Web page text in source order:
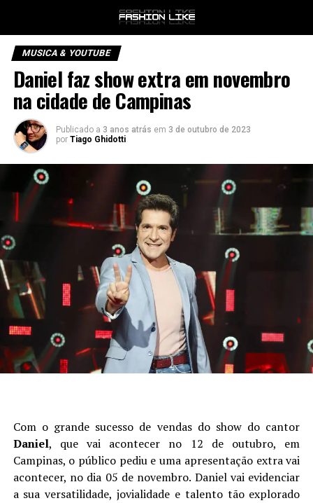
MUSICA & YOUTUBE
Daniel faz show extra em novembro
na cidade de Campinas
Publicado a 3 anos atrás em 3 de outubro de 2023
por Tiago Ghidotti
Com o grande sucesso de vendas do show do cantor
Daniel, que vai acontecer no 12 de outubro, em
Campinas, o público pediu e uma apresentação extra vai
acontecer, no dia 05 de novembro. Daniel vai evidenciar
a sua versatilidade, jovialidade e talento tão explorado